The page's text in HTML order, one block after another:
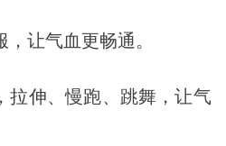
让气血更畅通。
拉伸、慢跑、跳舞，让气